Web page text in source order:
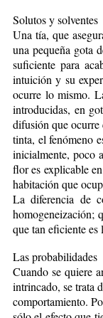
Solutos y solventes
Una tía, que
una pequeña gota
suficiente para
intuición y su
ocurre lo mismo.
introducidas, en
difusión que ocurre
tinta, el fenómeno
inicialmente, poco
flor es explicable
habitación que
La diferencia de
homogeneización;
que tan eficiente
Las probabilidades
Cuando se quiere
intrincado, se trata
comportamiento.